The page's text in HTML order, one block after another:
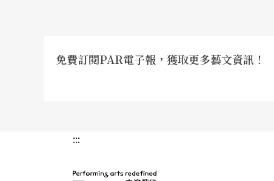
免費訂閱PAR電子報，獲取更多藝文資訊！
:::